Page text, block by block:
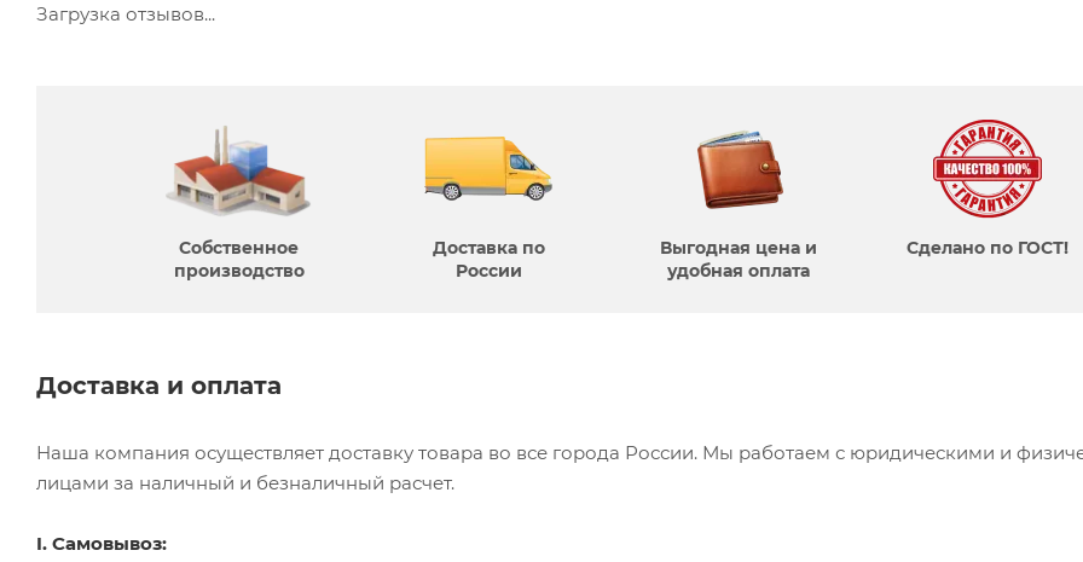
Загрузка отзывов...
Собственное
производcтво
Доставка по
России
Выгодная цена и
удобная оплата
Сделано по ГОСТ!
Доставка и оплата
Наша компания осуществляет доставку товара во все города России. Мы работаем с юридическими и
лицами за наличный и безналичный расчет.
I. Самовывоз: